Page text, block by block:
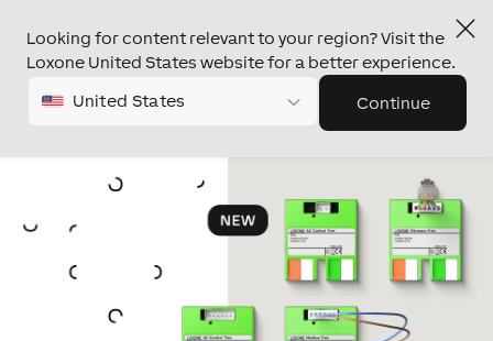
Looking for content relevant to your region? Visit the
Loxone United States website for a better experience.
United States Continue